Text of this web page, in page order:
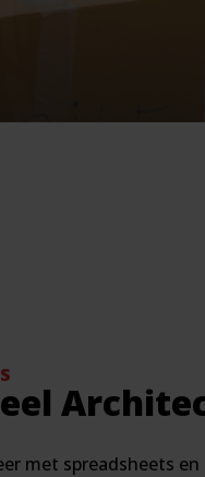
met spreadsheets